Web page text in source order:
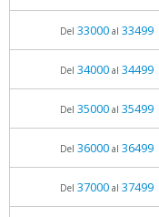
Del 33000al 33499
Del 34000al 34499
Del 35000al 35499
Del 36000al 36499
Del 37000al 37499